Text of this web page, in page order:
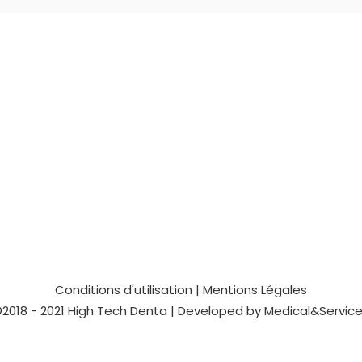
Conditions d'utilisation | Mentions Légales
- 2021 High Tech Denta | Developed by